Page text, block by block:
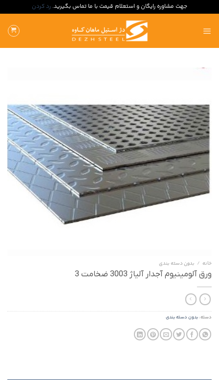
جهت مشاوره رایگان و استعلام قیمت با ما تماس بگیرید. رد کردن
محتوا
بروید
خانه / بدون‌ دسته بندی
ورق آلومینیوم آجدار آلیاژ 3003 ضخامت 3
دسته: بدون‌ دسته بندی